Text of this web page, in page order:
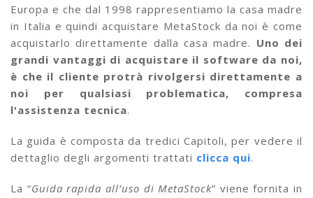
Europa e che dal 1998 rappresentiamo la casa madre
in Italia e quindi acquistare MetaStock da noi è come
acquistarlo direttamente dalla casa madre. Uno dei
grandi vantaggi di acquistare il software da noi,
è che il cliente protrà rivolgersi direttamente a
noi per qualsiasi problematica, compresa
l'assistenza tecnica.
La guida è composta da tredici Capitoli, per vedere il
dettaglio degli argomenti trattati clicca qui.
La “Guida rapida all’uso di MetaStock” viene fornita in